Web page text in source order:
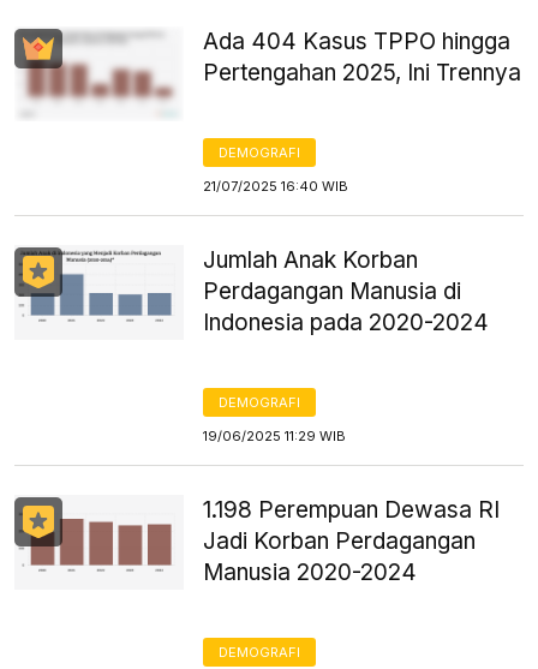
Ada 404 Kasus TPPO hingga
Pertengahan 2025, Ini Trennya
DEMOGRAFI
21/07/2025 16:40 WIB
Jumlah Anak Korban
Perdagangan Manusia di
Indonesia pada 2020-2024
DEMOGRAFI
19/06/2025 11:29 WIB
1.198 Perempuan Dewasa RI
Jadi Korban Perdagangan
Manusia 2020-2024
DEMOGRAFI